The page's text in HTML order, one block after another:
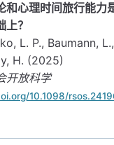
和心理时间旅行能力
？
L. P., Baumann,
H. (2025)
开放科学
10.1098/